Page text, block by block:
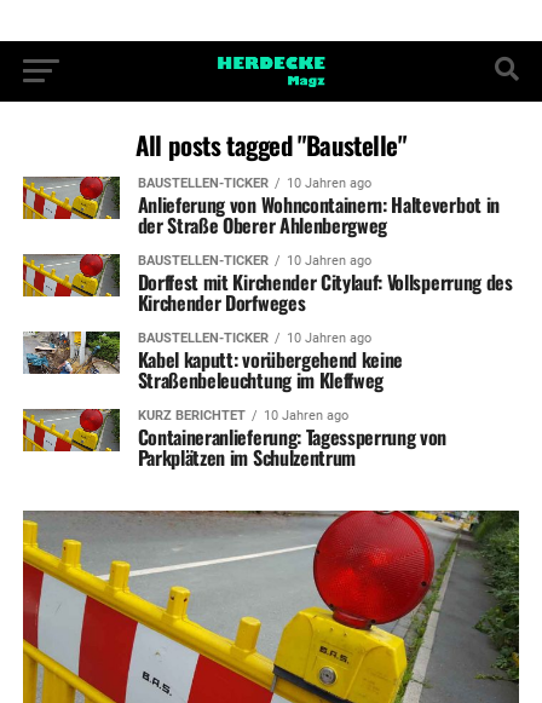
All posts tagged "Baustelle"
BAUSTELLEN-TICKER 10 Jahren ago
Anlieferung von Wohncontainern: Halteverbot in
der Straße Oberer Ahlenbergweg
BAUSTELLEN-TICKER 10 Jahren ago
Dorffest mit Kirchender Citylauf: Vollsperrung des
Kirchender Dorfweges
BAUSTELLEN-TICKER 10 Jahren ago
Kabel kaputt: vorübergehend keine
Straßenbeleuchtung im Kleffweg
KURZ BERICHTET 10 Jahren ago
Containeranlieferung: Tagessperrung von
Parkplätzen im Schulzentrum